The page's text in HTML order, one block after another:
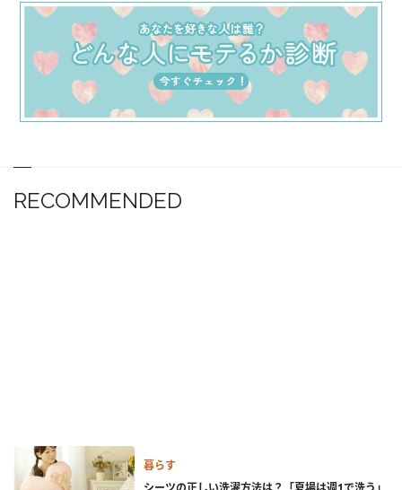
RECOMMENDED
暮らす